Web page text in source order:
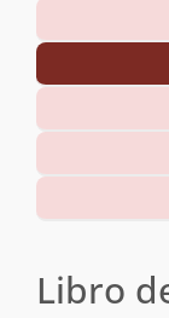
Libro